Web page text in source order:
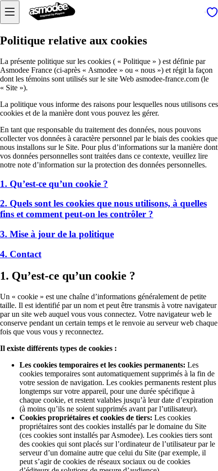
Politique relative aux cookies
La présente politique sur les cookies ( « Politique » ) est définie par
Asmodee France (ci-après « Asmodee » ou « nous ») et régit la façon
dont les témoins sont utilisés sur le site Web asmodee-france.com (le
« Site »).
La politique vous informe des raisons pour lesquelles nous utilisons ces
cookies et de la manière dont vous pouvez les gérer.
En tant que responsable du traitement des données, nous pouvons
collecter vos données à caractère personnel par le biais des cookies que
nous installons sur le Site. Pour plus d’informations sur la manière dont
vos données personnelles sont traitées dans ce contexte, veuillez lire
notre note d’information sur la protection des données personnelles.
1. Qu’est-ce qu’un cookie ?
2. Quels sont les cookies que nous utilisons, à quelles
fins et comment peut-on les contrôler ?
3. Mise à jour de la politique
4. Contact
1. Qu’est-ce qu’un cookie ?
Un « cookie » est une chaîne d’informations généralement de petite
taille. Il est identifié par un nom et peut être transmis à votre navigateur
par un site web auquel vous vous connectez. Votre navigateur web le
conserve pendant un certain temps et le renvoie au serveur web chaque
fois que vous vous y reconnectez.
Il existe différents types de cookies :
Les cookies temporaires et les cookies permanents: Les
cookies temporaires sont automatiquement supprimés à la fin de
votre session de navigation. Les cookies permanents restent plus
longtemps sur votre appareil, pour une durée spécifique à
chaque cookie, et restent valables jusqu’à leur date d’expiration
(à moins qu’ils ne soient supprimés avant par l’utilisateur).
Cookies propriétaires et cookies de tiers: Les cookies
propriétaires sont des cookies installés par le domaine du Site
(ces cookies sont installés par Asmodee). Les cookies tiers sont
des cookies qui sont placés sur l’ordinateur de l’utilisateur par le
serveur d’un domaine autre que celui du Site (par exemple, il
peut s’agir de cookies de réseaux sociaux ou de cookies